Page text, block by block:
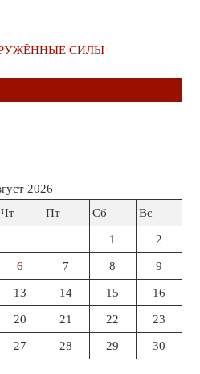
СИЛЫ
2026
Чт Пт Сб Вс
1 2
6 7 8 9
13 14 15 16
20 21 22 23
27 28 29 30